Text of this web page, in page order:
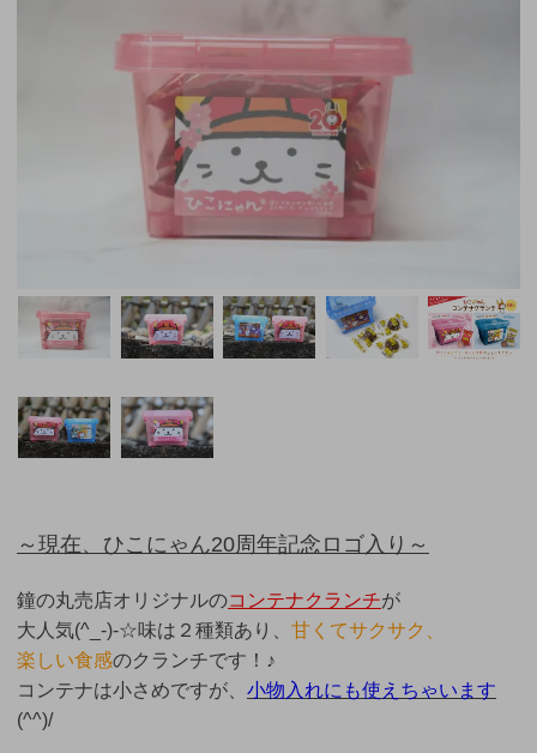
～現在、ひこにゃん20周年記念ロゴ入り～
鐘の丸売店オリジナルのコンテナクランチが
大人気(^_-)-☆味は２種類あり、 甘くてサクサク、
楽しい食感のクランチです！♪
コンテナは小さめですが、 小物入れにも使えちゃいます
(^^)/